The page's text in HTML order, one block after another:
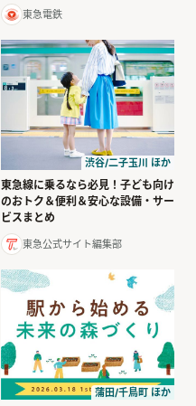
東急電鉄
渋谷/二子玉川 ほか
東急線に乗るなら必見！子ども向け
のおトク＆便利＆安心な設備・サー
ビスまとめ
東急公式サイト編集部
蒲田/千鳥町 ほか